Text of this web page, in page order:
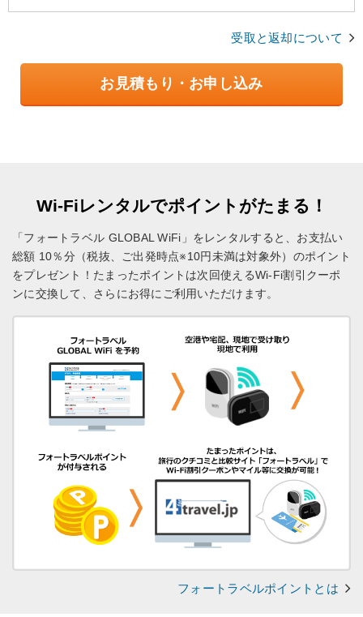
受取と返却について
お見積もり・お申し込み
Wi-Fiレンタルでポイントがたまる！
「フォートラベル GLOBAL WiFi」をレンタルすると、お支払い
総額 10％分（税抜、ご出発時点※10円未満は対象外）のポイント
をプレゼント！ たまったポイントは次回使えるWi-Fi割引クーポ
ンに交換して、さらにお得にご利用いただけます。
フォートラベルポイントとは